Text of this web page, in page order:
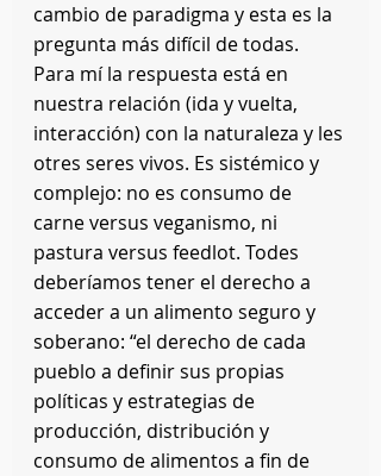
cambio de paradigma y esta es la
pregunta más difícil de todas.
Para mí la respuesta está en
nuestra relación (ida y vuelta,
interacción) con la naturaleza y les
otres seres vivos. Es sistémico y
complejo: no es consumo de
carne versus veganismo, ni
pastura versus feedlot. Todes
deberíamos tener el derecho a
acceder a un alimento seguro y
soberano: “el derecho de cada
pueblo a definir sus propias
políticas y estrategias de
producción, distribución y
consumo de alimentos a fin de